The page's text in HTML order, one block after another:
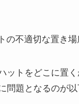
の不適切な置き場
ットをどこに置
問題となるのが以